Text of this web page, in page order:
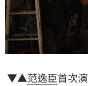
▼▲范逸臣首次